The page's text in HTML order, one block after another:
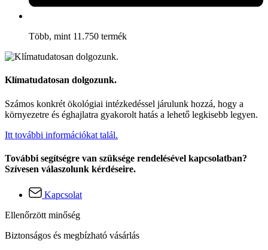
Több, mint 11.750 termék
Klímatudatosan dolgozunk.
Számos konkrét ökológiai intézkedéssel járulunk hozzá, hogy a
környezetre és éghajlatra gyakorolt hatás a lehető legkisebb legyen.
Itt további információkat talál.
További segítségre van szüksége rendelésével kapcsolatban?
Szívesen válaszolunk kérdéseire.
Kapcsolat
Ellenőrzött minőség
Biztonságos és megbízható vásárlás